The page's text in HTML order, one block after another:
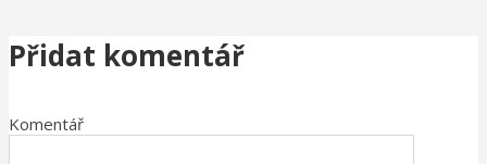
Přidat komentář
Komentář